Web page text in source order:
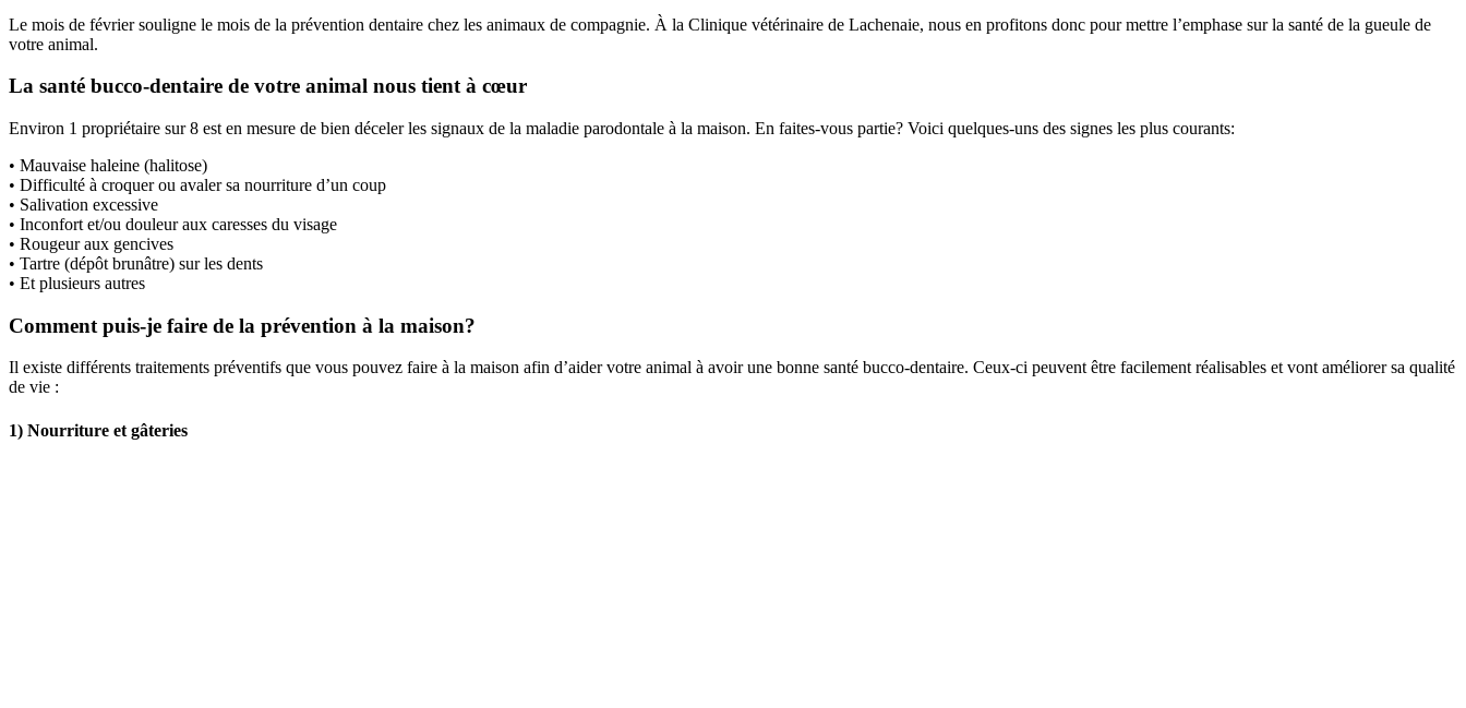
Le mois de février souligne le mois de la prévention dentaire chez les animaux de compagnie. À la Clinique vétérinaire de Lachenaie, nous en profitons donc pour mettre l’emphase sur la santé de la gueule de
votre animal.
La santé bucco-dentaire de votre animal nous tient à cœur
Environ 1 propriétaire sur 8 est en mesure de bien déceler les signaux de la maladie parodontale à la maison. En faites-vous partie? Voici quelques-uns des signes les plus courants:
• Mauvaise haleine (halitose)
• Difficulté à croquer ou avaler sa nourriture d’un coup
• Salivation excessive
• Inconfort et/ou douleur aux caresses du visage
• Rougeur aux gencives
• Tartre (dépôt brunâtre) sur les dents
• Et plusieurs autres
Comment puis-je faire de la prévention à la maison?
Il existe différents traitements préventifs que vous pouvez faire à la maison afin d’aider votre animal à avoir une bonne santé bucco-dentaire. Ceux-ci peuvent être facilement réalisables et vont améliorer sa qualité
de vie :
1) Nourriture et gâteries